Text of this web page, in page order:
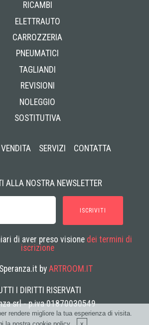
RICAMBI
ELETTRAUTO
CARROZZERIA
PNEUMATICI
TAGLIANDI
REVISIONI
NOLEGGIO
SOSTITUTIVA
VENDITA SERVIZI CONTATTA
ALLA NOSTRA NEWSLETTER
ISCRIVITI
di aver preso visione dei termini di
iscrizione
by ARTROOM.IT
I DIRITTI RISERVATI
srl - p.iva 01870030549
rendere migliore la tua esperienza di visita.